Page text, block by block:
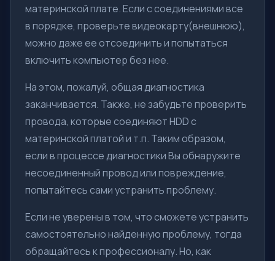
материнской плате. Если с соединениями все
в порядке, проверьте видеокарту(внешнюю),
можно даже ее отсоединить и попытаться
включить компьютер без нее.
На этом, пожалуй, общая диагностика
заканчивается. Также, не забудьте проверить
провода, которые соединяют HDD с
материнской платой и т.п. Таким образом,
если в процессе диагностики Вы обнаружите
несоединенный провод или повреждение,
попытайтесь сами устранить проблему.
Если не уверены в том, что сможете устранить
самостоятельно найденную проблему, тогда
обращайтесь к профессионалу. Но, как